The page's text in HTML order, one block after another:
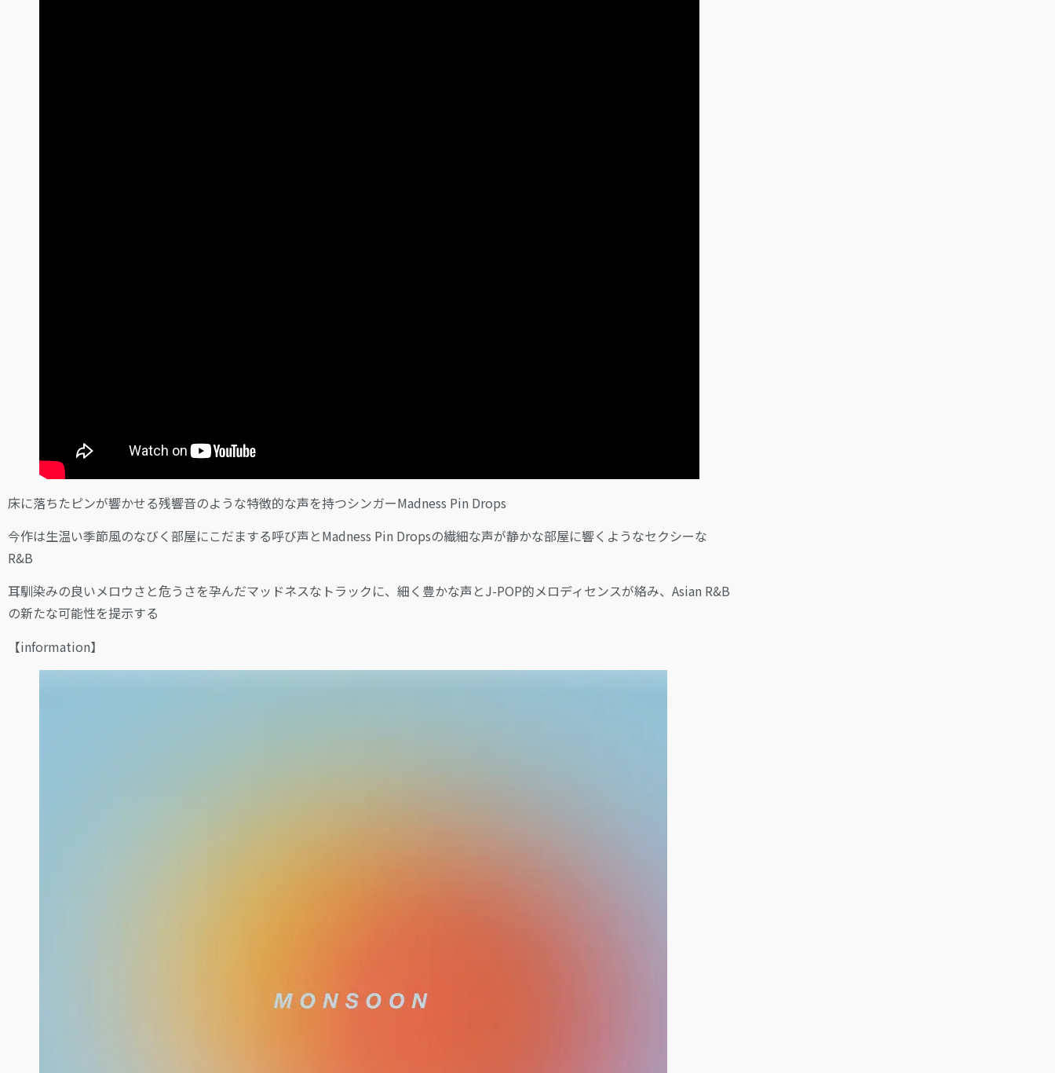
床に落ちたピンが響かせる残響音のような特徴的な声を持つシンガーMadness Pin Drops
今作は生温い季節風のなびく部屋にこだまする呼び声とMadness Pin Dropsの繊細な声が静かな部屋に響くようなセクシーな
R&B
耳馴染みの良いメロウさと危うさを孕んだマッドネスなトラックに、細く豊かな声とJ-POP的メロディセンスが絡み、Asian R&B
の新たな可能性を提示する
【information】